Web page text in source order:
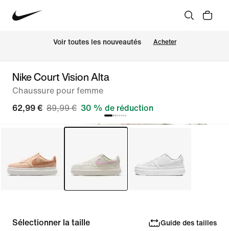
Voir toutes les nouveautés Acheter
Nike Court Vision Alta
Chaussure pour femme
62,99 € 89,99 € 30 % de réduction
Sélectionner la taille Guide des tailles